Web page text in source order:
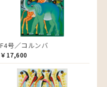
F4号／コルンバ
￥17,600